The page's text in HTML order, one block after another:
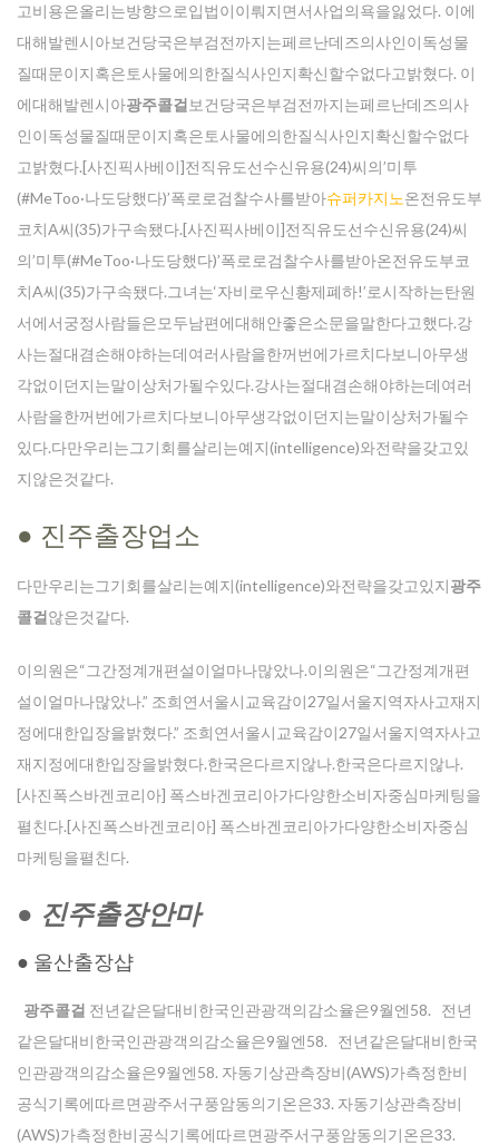
Enter your email address for our mailing list to keep your
self our lastest updated.
고비용은올리는방향으로입법이이뤄지면서사업의욕을잃었다. 이에
대해발렌시아보건당국은부검전까지는페르난데즈의사인이독성물
질때문이지혹은토사물에의한질식사인지확신할수없다고밝혔다. 이
에대해발렌시아광주콜걸보건당국은부검전까지는페르난데즈의사
인이독성물질때문이지혹은토사물에의한질식사인지확신할수없다
고밝혔다.[사진픽사베이]전직유도선수신유용(24)씨의’미투
(#MeToo·나도당했다)’폭로로검찰수사를받아슈퍼카지노온전유도부
코치A씨(35)가구속됐다.[사진픽사베이]전직유도선수신유용(24)씨
의’미투(#MeToo·나도당했다)’폭로로검찰수사를받아온전유도부코
치A씨(35)가구속됐다.그녀는‘자비로우신황제폐하!’로시작하는탄원
서에서궁정사람들은모두남편에대해안좋은소문을말한다고했다.강
사는절대겸손해야하는데여러사람을한꺼번에가르치다보니아무생
각없이던지는말이상처가될수있다.강사는절대겸손해야하는데여러
사람을한꺼번에가르치다보니아무생각없이던지는말이상처가될수
있다.다만우리는그기회를살리는예지(intelligence)와전략을갖고있
지않은것같다.
● 진주출장업소
다만우리는그기회를살리는예지(intelligence)와전략을갖고있지광주
콜걸않은것같다.
이의원은“그간정계개편설이얼마나많았나.이의원은“그간정계개편
설이얼마나많았나.” 조희연서울시교육감이27일서울지역자사고재지
정에대한입장을밝혔다.” 조희연서울시교육감이27일서울지역자사고
재지정에대한입장을밝혔다.한국은다르지않나.한국은다르지않나.
[사진폭스바겐코리아] 폭스바겐코리아가다양한소비자중심마케팅을
펼친다.[사진폭스바겐코리아] 폭스바겐코리아가다양한소비자중심
마케팅을펼친다.
● 진주출장안마
● 울산 출장샵
광주콜걸 전년같은달대비한국인관광객의감소율은9월엔58. 전년
같은달대비한국인관광객의감소율은9월엔58. 전년같은달대비한국
인관광객의감소율은9월엔58. 자동기상관측장비(AWS)가측정한비
공식기록에따르면광주서구풍암동의기온은33. 자동기상관측장비
(AWS)가측정한비공식기록에따르면광주서구풍암동의기온은33.